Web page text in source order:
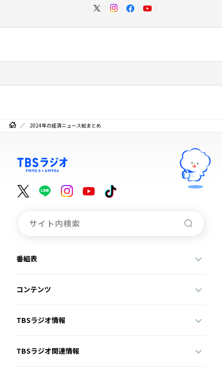
2024年の経済ニュース総まとめ
番組表
コンテンツ
TBSラジオ情報
TBSラジオ関連情報